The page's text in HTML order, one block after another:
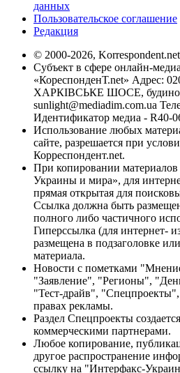
данных
Пользовательское соглашение
Редакция
© 2000-2026, Korrespondent.net
Субъект в сфере онлайн-
«КореспонденТ.net» Адрес:
ХАРКІВСЬКЕ ШОСЕ, будинок
sunlight@mediadim.com.ua
Идентификатор медиа - R40-
Использование любых
сайте, разрешается при
Корреспондент.net.
При копировании
Украины и мира», для
прямая открытая для
Ссылка должна быть
полного либо частичного
Гиперссылка (для интернет-
размещена в подзаголовке
материала.
Новости с пометками
"Заявление", "Регионы",
"Тест-драйв",
правах рекламы.
Раздел Спецпроекты
коммерческими партнерами.
Любое копирование,
другое распространение
ссылку на "Интерфакс-